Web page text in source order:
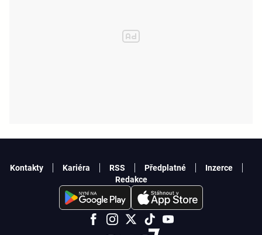
Kontakty Kariéra RSS Předplatné
Inzerce
Redakce